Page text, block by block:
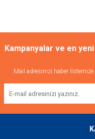
Kampanyalar ve en
Mail adresinizi haber